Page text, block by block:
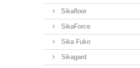
Sikafloor
SikaForce
Sika Fuko
Sikagard